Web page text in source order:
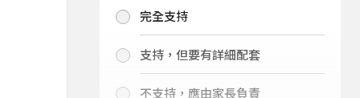
你支持老師適度管教學生嗎？
完全支持
支持，但要有詳細配套
不支持，應由家長負責